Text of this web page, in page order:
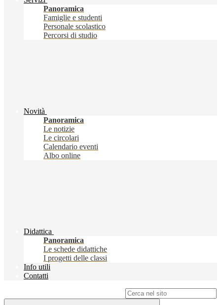
Panoramica
Famiglie e studenti
Personale scolastico
Percorsi di studio
Novità
Panoramica
Le notizie
Le circolari
Calendario eventi
Albo online
Didattica
Panoramica
Le schede didattiche
I progetti delle classi
Info utili
Contatti